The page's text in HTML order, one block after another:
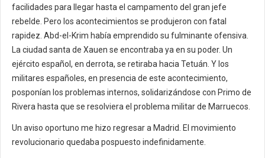
facilidades para llegar hasta el campamento del gran jefe
rebelde. Pero los acontecimientos se produjeron con fatal
rapidez. Abd-el-Krim había emprendido su fulminante ofensiva.
La ciudad santa de Xauen se encontraba ya en su poder. Un
ejército español, en derrota, se retiraba hacia Tetuán. Y los
militares españoles, en presencia de este acontecimiento,
posponían los problemas internos, solidarizándose con Primo de
Rivera hasta que se resolviera el problema militar de Marruecos.
Un aviso oportuno me hizo regresar a Madrid. El movimiento
revolucionario quedaba pospuesto indefinidamente.